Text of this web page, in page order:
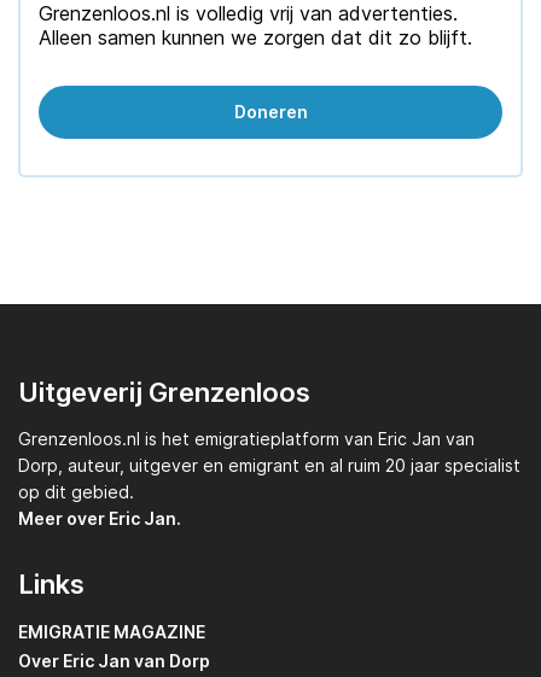
Grenzenloos.nl is volledig vrij van advertenties.
Alleen samen kunnen we zorgen dat dit zo blijft.
Doneren
Uitgeverij Grenzenloos
Grenzenloos.nl is het emigratieplatform van Eric Jan van
Dorp, auteur, uitgever en emigrant en al ruim 20 jaar specialist
op dit gebied.
Meer over Eric Jan.
Links
EMIGRATIE MAGAZINE
Over Eric Jan van Dorp